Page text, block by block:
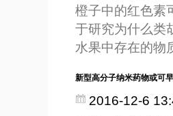
橙子中的红色素
于研究为什么类
水果中存在的物
新型高分子纳米药物或可
2016-12-6